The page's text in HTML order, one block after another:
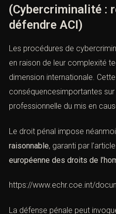
La défense pénale intègre ces
obtenues à l’étranger.
XVIII.
la procédure pénale
(Cybercriminalité :
défendre ACI)
longues en raison de leur